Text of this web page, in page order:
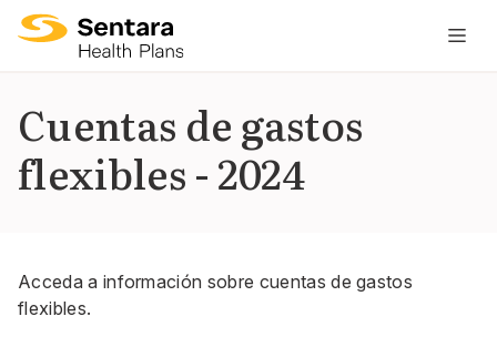
Cuentas de gastos
flexibles - 2024
Acceda a información sobre cuentas de gastos
flexibles.